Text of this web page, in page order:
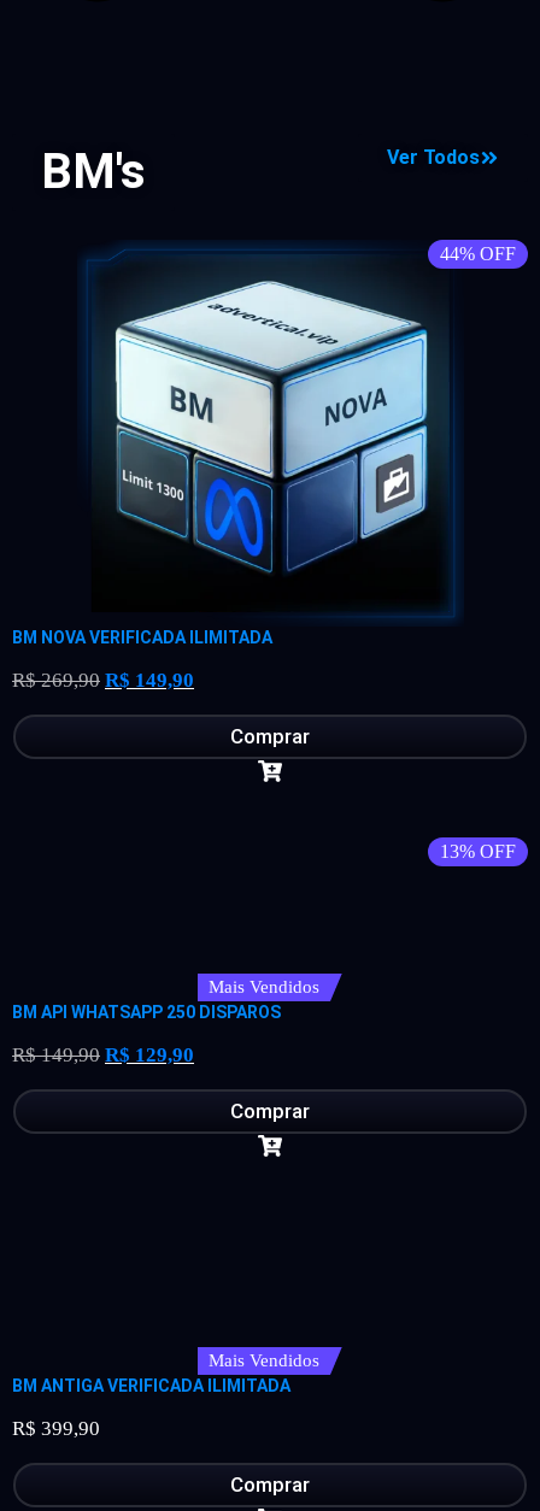
BM's Ver Todos
44% OFF
BM NOVA VERIFICADA ILIMITADA
R$269,90 R$ 149,90
Comprar
13% OFF
Mais Vendidos
BM API WHATSAPP 250 DISPAROS
R$149,90 R$ 129,90
Comprar
Mais Vendidos
BM ANTIGA VERIFICADA ILIMITADA
R$ 399,90
Comprar